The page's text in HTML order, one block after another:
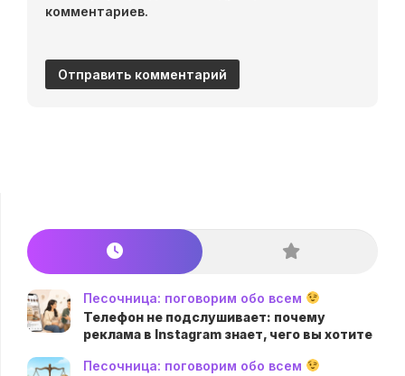
комментариев.
Песочница: поговорим обо всем
Телефон не подслушивает: почему
реклама в Instagram знает, чего вы хотите
Песочница: поговорим обо всем